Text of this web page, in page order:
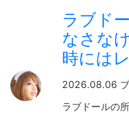
ラブド
なさな
時には
2026.08.06
ラブドールの